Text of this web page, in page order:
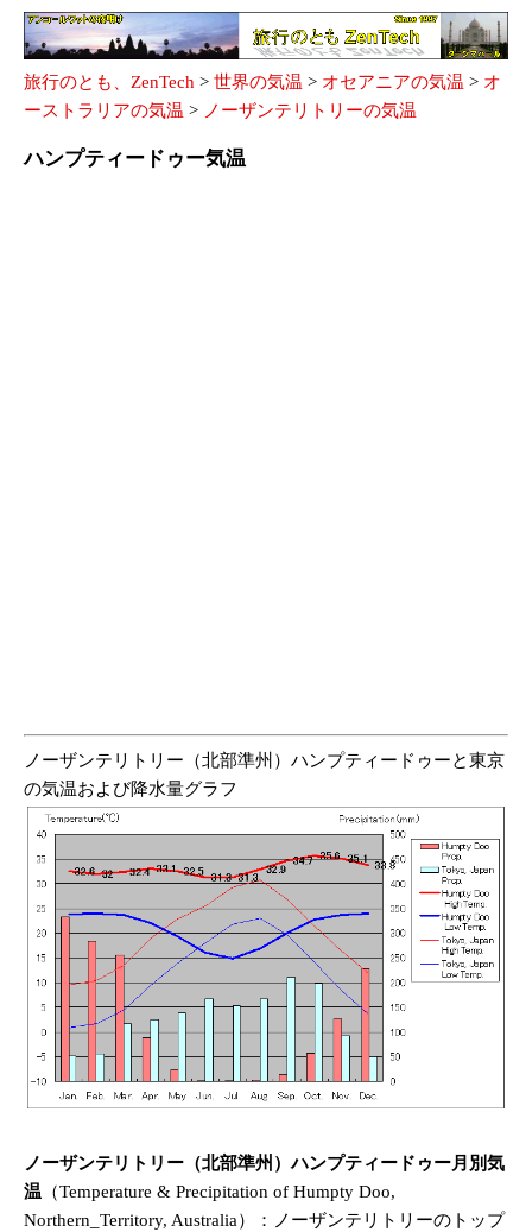
旅行のとも、ZenTech > 世界の気温 > オセアニアの気温 > オ
ーストラリアの気温 > ノーザンテリトリーの気温
ハンプティードゥー気温
ノーザンテリトリー（北部準州）ハンプティードゥーと東京
の気温および降水量グラフ
ノーザンテリトリー（北部準州）ハンプティードゥー月別気
温 （Temperature & Precipitation of Humpty Doo,
Northern_Territory, Australia）：ノーザンテリトリーのトップ